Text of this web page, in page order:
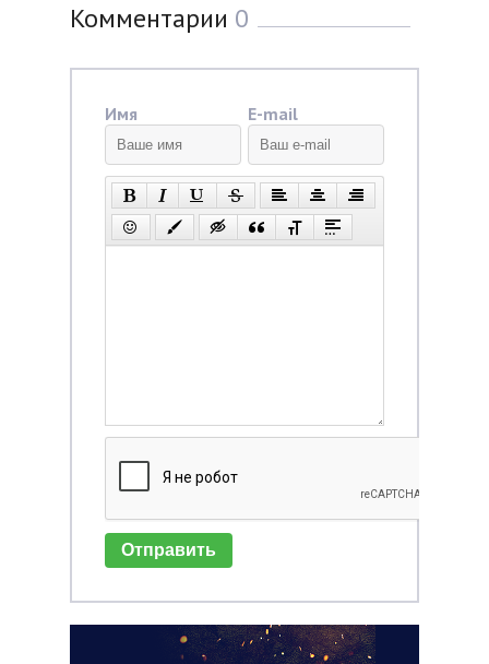
Комментарии 0
Имя E-mail
Отправить